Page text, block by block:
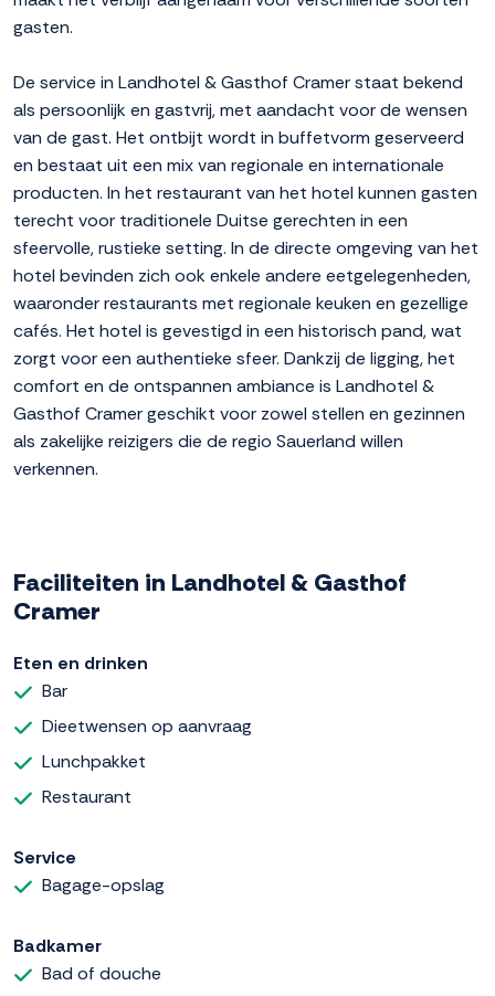
gasten.
De service in Landhotel & Gasthof Cramer staat bekend
als persoonlijk en gastvrij, met aandacht voor de wensen
van de gast. Het ontbijt wordt in buffetvorm geserveerd
en bestaat uit een mix van regionale en internationale
producten. In het restaurant van het hotel kunnen gasten
terecht voor traditionele Duitse gerechten in een
sfeervolle, rustieke setting. In de directe omgeving van het
hotel bevinden zich ook enkele andere eetgelegenheden,
waaronder restaurants met regionale keuken en gezellige
cafés. Het hotel is gevestigd in een historisch pand, wat
zorgt voor een authentieke sfeer. Dankzij de ligging, het
comfort en de ontspannen ambiance is Landhotel &
Gasthof Cramer geschikt voor zowel stellen en gezinnen
als zakelijke reizigers die de regio Sauerland willen
verkennen.
Faciliteiten in Landhotel & Gasthof
Cramer
Eten en drinken
Bar
Dieetwensen op aanvraag
Lunchpakket
Restaurant
Service
Bagage-opslag
Badkamer
Bad of douche